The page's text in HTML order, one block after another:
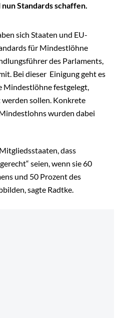
Standards schaffen.
sich Staaten und EU-
für Mindestlöhne
des Parlaments,
Bei dieser Einigung geht es
Mindestlöhne festgelegt,
sollen. Konkrete
wurden dabei
dass
seien, wenn sie 60
und 50 Prozent des
sagte Radtke.